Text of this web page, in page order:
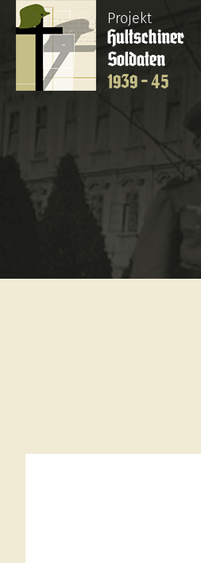
Projekt
Hultschiner
Soldaten
1939 - 45